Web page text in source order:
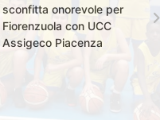
sconfitta onorevole per
Fiorenzuola con UCC
Assigeco Piacenza